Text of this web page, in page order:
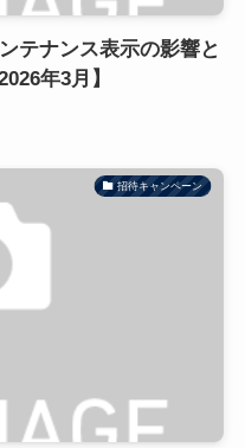
テナンス表示の影響と
年3月】
招待キャンペーン